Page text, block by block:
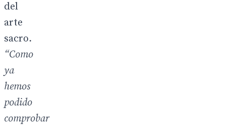
del
arte
sacro.
“Como
ya
hemos
podido
comprobar